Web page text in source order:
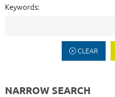
Keywords:
CLEAR
NARROW SEARCH